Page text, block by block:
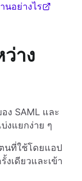
นอย่างไร
าง
ง SAML และ
งแยกง่าย ๆ
นที่ใช้โดยแอป
เดียวและเข้า